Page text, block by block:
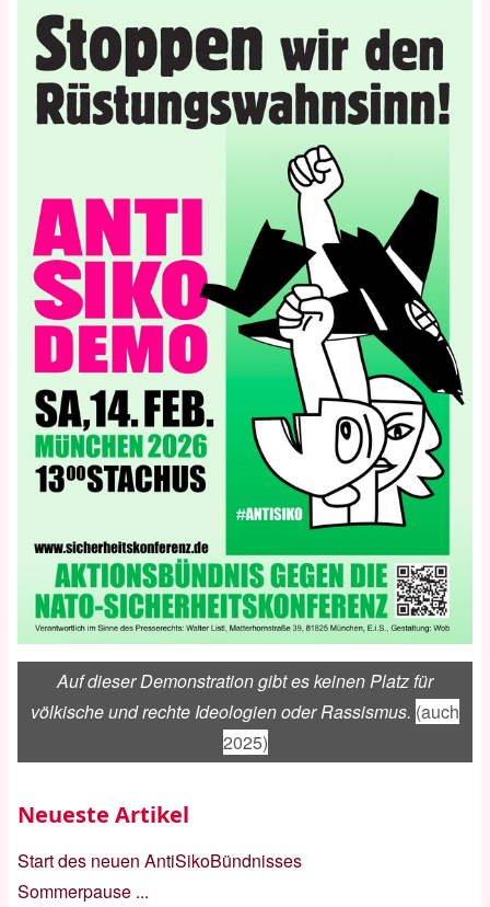
Auf dieser Demonstration gibt es keinen Platz für
völkische und rechte Ideologien oder Rassismus. (auch
2025)
Neueste Artikel
Start des neuen AntiSikoBündnisses
Sommerpause ...